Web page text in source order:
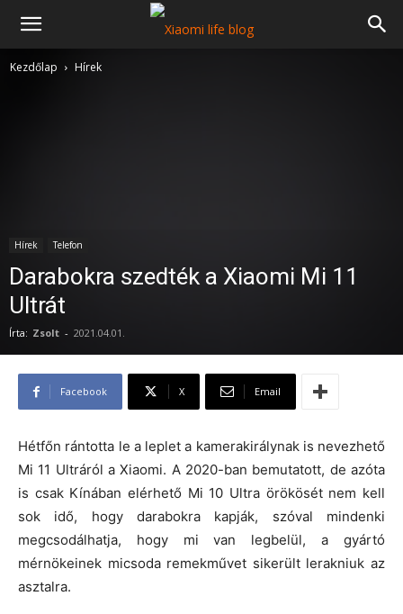
Kezdőlap Hírek
Hírek Telefon
Darabokra szedték a Xiaomi Mi 11
Ultrát
Írta: Zsolt - 2021.04.01.
Facebook X Email
Hétfőn rántotta le a leplet a kamerakirálynak is nevezhető
Mi 11 Ultráról a Xiaomi. A 2020-ban bemutatott, de azóta
is csak Kínában elérhető Mi 10 Ultra örökösét nem kell
sok idő, hogy darabokra kapják, szóval mindenki
megcsodálhatja, hogy mi van legbelül, a gyártó
mérnökeinek micsoda remekművet sikerült lerakniuk az
asztalra.